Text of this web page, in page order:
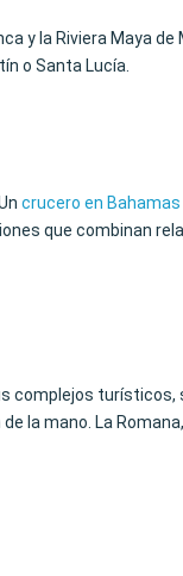
y la Riviera Maya
o Santa Lucía.
crucero en Bahamas
que combinan
complejos
la mano. La